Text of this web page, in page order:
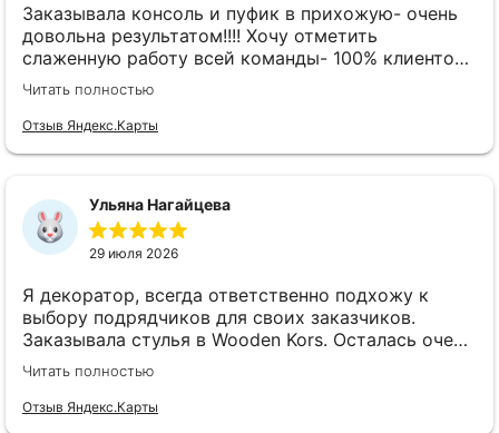
Заказывала консоль и пуфик в прихожую- очень
довольна результатом!!!! Хочу отметить
слаженную работу всей команды- 100% клиенто
ориентированная команда!!!! При заказе
внимательно слушают заказчика , что очень
облегчает подбор материала и цвета. Четкая
Читать полностью
Отзыв Яндекс.Карты
Ульяна Нагайцева
29 июля 2026
Я декоратор, всегда ответственно подхожу к
выбору подрядчиков для своих заказчиков.
Заказывала стулья в Wooden Kors. Осталась очень
довольна качеством, скоростью исполнения,
доставкой! А особенно
клиентоориентированностью менеджеров. Все
Читать полностью
Отзыв Яндекс.Карты